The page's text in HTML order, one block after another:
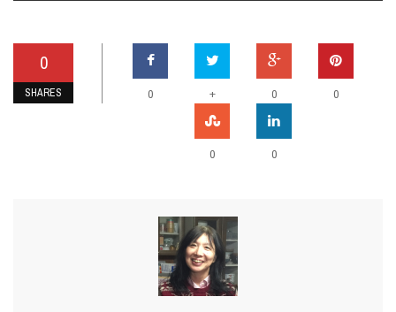
0
SHARES 0 + 0 0
0 0